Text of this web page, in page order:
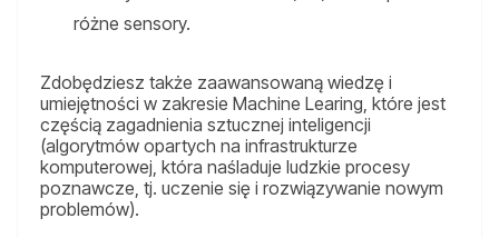
różne sensory.
Zdobędziesz także zaawansowaną wiedzę i
umiejętności w zakresie Machine Learing, które jest
częścią zagadnienia sztucznej inteligencji
(algorytmów opartych na infrastrukturze
komputerowej, która naśladuje ludzkie procesy
poznawcze, tj. uczenie się i rozwiązywanie nowym
problemów).